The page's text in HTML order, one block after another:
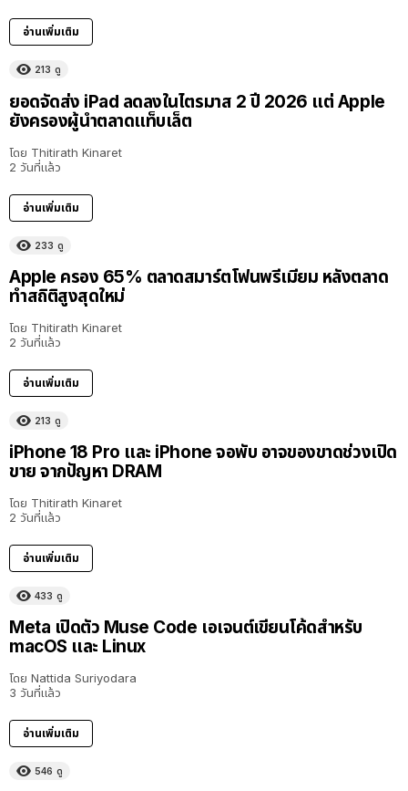
อ่านเพิ่มเติม
213 ดู
ยอดจัดส่ง iPad ลดลงในไตรมาส 2 ปี 2026 แต่ Apple
ยังครองผู้นำตลาดแท็บเล็ต
โดย Thitirath Kinaret
2 วันที่แล้ว
อ่านเพิ่มเติม
233 ดู
Apple ครอง 65% ตลาดสมาร์ตโฟนพรีเมียม หลังตลาด
ทำสถิติสูงสุดใหม่
โดย Thitirath Kinaret
2 วันที่แล้ว
อ่านเพิ่มเติม
213 ดู
iPhone 18 Pro และ iPhone จอพับ อาจของขาดช่วงเปิด
ขาย จากปัญหา DRAM
โดย Thitirath Kinaret
2 วันที่แล้ว
อ่านเพิ่มเติม
433 ดู
Meta เปิดตัว Muse Code เอเจนต์เขียนโค้ดสำหรับ
macOS และ Linux
โดย Nattida Suriyodara
3 วันที่แล้ว
อ่านเพิ่มเติม
546 ดู